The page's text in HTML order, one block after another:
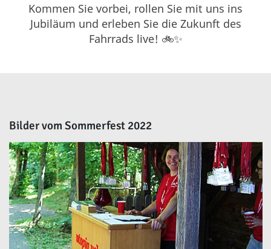
Kommen Sie vorbei, rollen Sie mit uns ins
Jubiläum und erleben Sie die Zukunft des
Fahrrads live! 🚲✨
Bilder vom Sommerfest 2022